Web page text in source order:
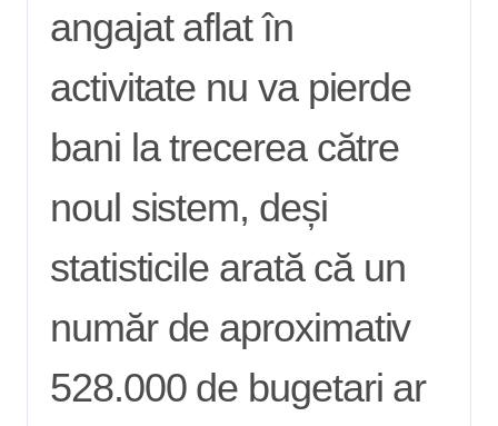
angajat aflat în
activitate nu va pierde
bani la trecerea către
noul sistem, deși
statisticile arată că un
număr de aproximativ
528.000 de bugetari ar